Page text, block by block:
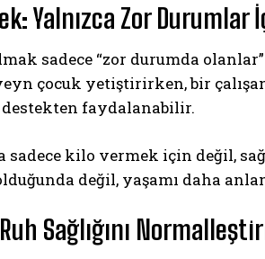
Yalnızca Zor Durumlar
sadece “zor durumda
çocuk yetiştirirken, bir
faydalanabilir.
sadece kilo vermek için değil,
değil, yaşamı daha
Sağlığını